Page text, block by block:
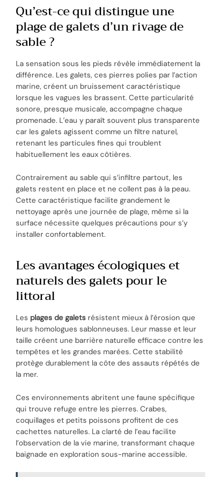
Qu’est-ce qui distingue une
plage de galets d’un rivage de
sable ?
La sensation sous les pieds révèle immédiatement la
différence. Les galets, ces pierres polies par l’action
marine, créent un bruissement caractéristique
lorsque les vagues les brassent. Cette particularité
sonore, presque musicale, accompagne chaque
promenade. L’eau y paraît souvent plus transparente
car les galets agissent comme un filtre naturel,
retenant les particules fines qui troublent
habituellement les eaux côtières.
Contrairement au sable qui s’infiltre partout, les
galets restent en place et ne collent pas à la peau.
Cette caractéristique facilite grandement le
nettoyage après une journée de plage, même si la
surface nécessite quelques précautions pour s’y
installer confortablement.
Les avantages écologiques et
naturels des galets pour le
littoral
Les plages de galets résistent mieux à l’érosion que
leurs homologues sablonneuses. Leur masse et leur
taille créent une barrière naturelle efficace contre les
tempêtes et les grandes marées. Cette stabilité
protège durablement la côte des assauts répétés de
la mer.
Ces environnements abritent une faune spécifique
qui trouve refuge entre les pierres. Crabes,
coquillages et petits poissons profitent de ces
cachettes naturelles. La clarté de l’eau facilite
l’observation de la vie marine, transformant chaque
baignade en exploration sous-marine accessible.